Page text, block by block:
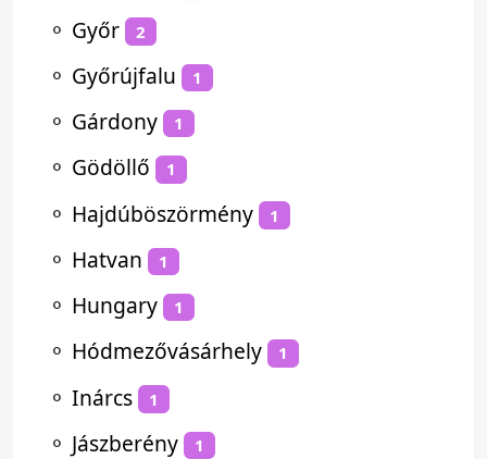
⚬ Győr 2
⚬ Győrújfalu 1
⚬ Gárdony 1
⚬ Gödöllő 1
⚬ Hajdúböszörmény 1
⚬ Hatvan 1
⚬ Hungary 1
⚬ Hódmezővásárhely 1
⚬ Inárcs 1
⚬ Jászberény 1